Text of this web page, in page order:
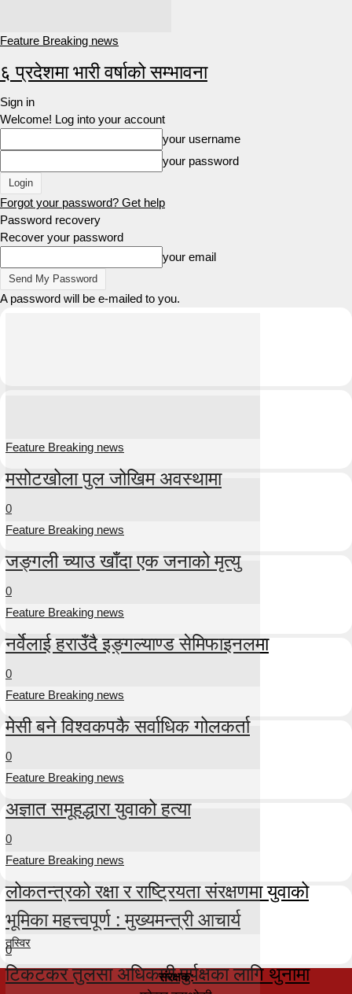
Feature Breaking news
६ प्रदेशमा भारी वर्षाको सम्भावना
Sign in
Welcome! Log into your account
your username
your password
Forgot your password? Get help
Password recovery
Recover your password
your email
A password will be e-mailed to you.
Feature Breaking news
मसोटखोला पुल जोखिम अवस्थामा
0
Feature Breaking news
जङ्गली च्याउ खाँदा एक जनाको मृत्यु
0
Feature Breaking news
नर्वेलाई हराउँदै इङ्गल्याण्ड सेमिफाइनलमा
0
Feature Breaking news
मेसी बने विश्वकपकै सर्वाधिक गोलकर्ता
0
Feature Breaking news
अज्ञात समूहद्धारा युवाको हत्या
0
Feature Breaking news
लोकतन्त्रको रक्षा र राष्ट्रियता संरक्षणमा युवाको
भूमिका महत्त्वपूर्ण : मुख्यमन्त्री आचार्य
0
तस्विर
टिकटकर तुलसा अधिकारी पुर्पक्षका लागि थुनामा
संरक्षक: